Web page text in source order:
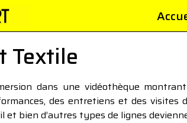
Textile
dans une vidéothèque
des entretiens et des visites
et bien d’autres types de lignes